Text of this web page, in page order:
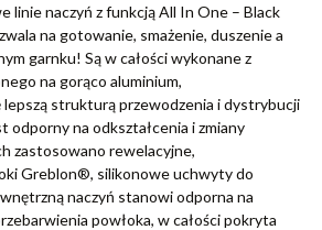
linie naczyń z funkcją All In One – Black
na gotowanie, smażenie, duszenie a
garnku! Są w całości wykonane z
na gorąco aluminium,
strukturą przewodzenia i dystrybucji
odporny na odkształcenia i zmiany
zastosowano rewelacyjne,
Greblon®, silikonowe uchwyty do
naczyń stanowi odporna na
powłoka, w całości pokryta